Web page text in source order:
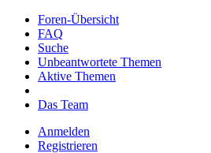
Foren-Übersicht
FAQ
Suche
Unbeantwortete Themen
Aktive Themen
Das Team
Anmelden
Registrieren